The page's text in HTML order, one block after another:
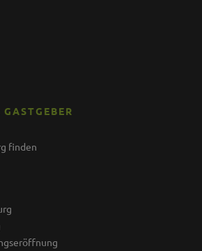
finden